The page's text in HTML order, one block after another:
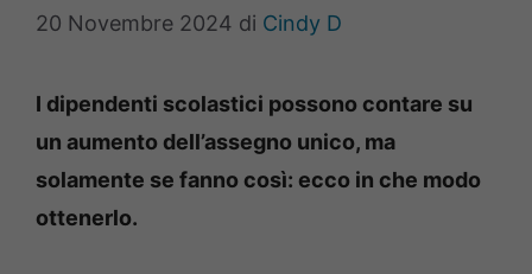
20 Novembre 2024 di Cindy D
I dipendenti scolastici possono contare su
un aumento dell’assegno unico, ma
solamente se fanno così: ecco in che modo
ottenerlo.